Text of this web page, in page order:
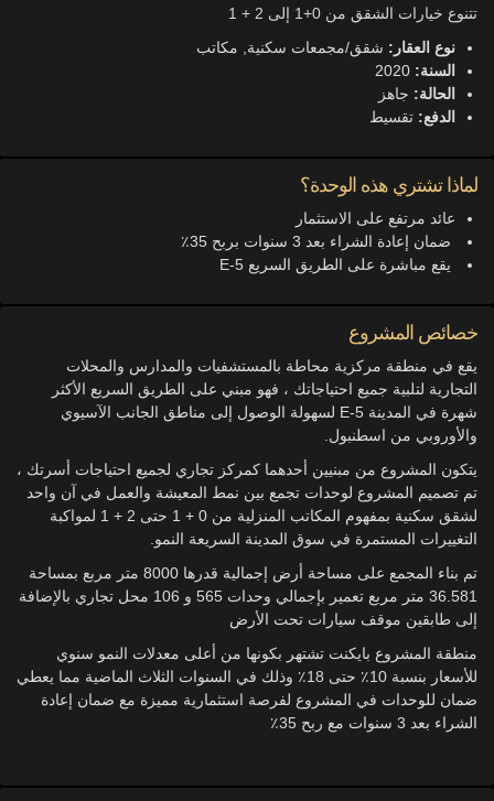
تتنوع خيارات الشقق من 0+1 إلى 2 + 1
نوع العقار: شقق/مجمعات سكنية, مكاتب
السنة:
الحالة: جاهز
الدفع: تقسيط
لماذا تشتري هذه الوحدة؟
عائد مرتفع على الاستثمار
ضمان إعادة الشراء بعد 3 سنوات بربح 35٪
يقع مباشرة على الطريق السريع E-5
خصائص المشروع
يقع في منطقة مركزية محاطة بالمستشفيات والمدارس والمحلات
التجارية لتلبية جميع احتياجاتك ، فهو مبني على الطريق السريع الأكثر
شهرة في المدينة E-5 لسهولة الوصول إلى مناطق الجانب الآسيوي
والأوروبي من اسطنبول.
يتكون المشروع من مبنيين أحدهما كمركز تجاري لجميع احتياجات أسرتك ،
تم تصميم المشروع لوحدات تجمع بين نمط المعيشة والعمل في آن واحد
لشقق سكنية بمفهوم المكاتب المنزلية من 0 + 1 حتى 2 + 1 لمواكبة
التغييرات المستمرة في سوق المدينة السريعة النمو.
تم بناء المجمع على مساحة أرض إجمالية قدرها 8000 متر مربع بمساحة
36.581 متر مربع تعمير بإجمالي وحدات 565 و 106 محل تجاري بالإضافة
إلى طابقين موقف سيارات تحت الأرض
منطقة المشروع بايكنت تشتهر بكونها من أعلى معدلات النمو سنوي
للأسعار بنسبة 10٪ حتى 18٪ وذلك في السنوات الثلاث الماضية مما يعطي
ضمان للوحدات في المشروع لفرصة استثمارية مميزة مع ضمان إعادة
الشراء بعد 3 سنوات مع ربح 35٪